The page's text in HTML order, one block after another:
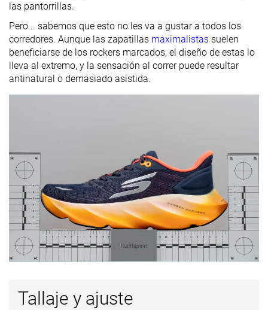
las pantorrillas.
Pero... sabemos que esto no les va a gustar a todos los
corredores. Aunque las zapatillas maximalistas suelen
beneficiarse de los rockers marcados, el diseño de estas lo
lleva al extremo, y la sensación al correr puede resultar
antinatural o demasiado asistida.
Tallaje y ajuste